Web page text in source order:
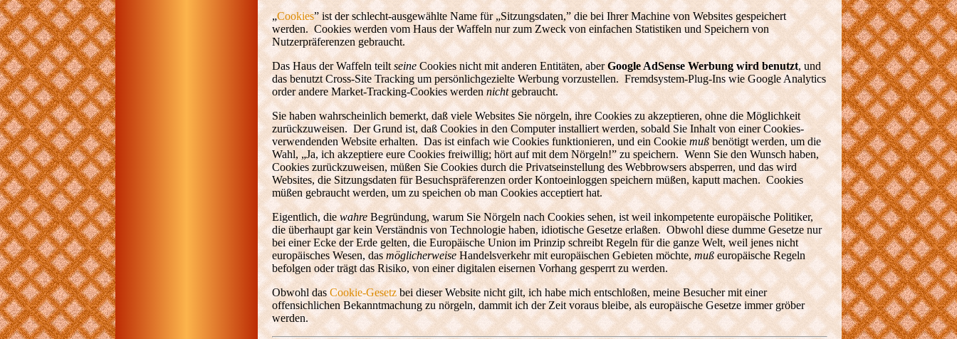
„Cookies” ist der schlecht-ausgewählte Name für „Sitzungsdaten,” die bei Ihrer Machine von Websites gespeichert
werden. Cookies werden vom Haus der Waffeln nur zum Zweck von einfachen Statistiken und Speichern von
Nutzerpräferenzen gebraucht.
Das Haus der Waffeln teilt seine Cookies nicht mit anderen Entitäten, aberGoogle AdSense Werbung wird benutzt, und
das benutzt Cross-Site Tracking um persönlichgezielte Werbung vorzustellen. Fremdsystem-Plug-Ins wie Google Analytics
order andere Market-Tracking-Cookies werdennichtgebraucht.
Sie haben wahrscheinlich bemerkt, daß viele Websites Sie nörgeln, ihre Cookies zu akzeptieren, ohne die Möglichkeit
zurückzuweisen. Der Grund ist, daß Cookies in den Computer installiert werden, sobald Sie Inhalt von einer Cookies-
verwendenden Website erhalten. Das ist einfach wie Cookies funktionieren, und ein Cookiemuß benötigt werden, um die
Wahl, „Ja, ich akzeptiere eure Cookies freiwillig; hört auf mit dem Nörgeln!” zu speichern. Wenn Sie den Wunsch haben,
Cookies zurückzuweisen, müßen Sie Cookies durch die Privatseinstellung des Webbrowsers absperren, und das wird
Websites, die Sitzungsdaten für Besuchspräferenzen order Kontoeinloggen speichern müßen, kaputt machen. Cookies
müßen gebraucht werden, um zu speichen ob man Cookies acceptiert hat.
Eigentlich, diewahre Begründung, warum Sie Nörgeln nach Cookies sehen, ist weil inkompetente europäische Politiker,
die überhaupt gar kein Verständnis von Technologie haben, idiotische Gesetze erlaßen. Obwohl diese dumme Gesetze nur
bei einer Ecke der Erde gelten, die Europäische Union im Prinzip schreibt Regeln für die ganze Welt, weil jenes nicht
europäisches Wesen, das möglicherweise Handelsverkehr mit europäischen Gebieten möchte, mußeuropäische Regeln
befolgen oder trägt das Risiko, von einer digitalen eisernen Vorhang gesperrt zu werden.
Obwohl das Cookie-Gesetzbei dieser Website nicht gilt, ich habe mich entschloßen, meine Besucher mit einer
offensichlichen Bekanntmachung zu nörgeln, dammit ich der Zeit voraus bleibe, als europäische Gesetze immer gröber
werden.